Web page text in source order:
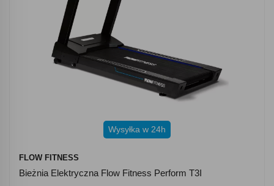
Wysyłka w 24h
FLOW FITNESS
Bieżnia Elektryczna Flow Fitness Perform T3I